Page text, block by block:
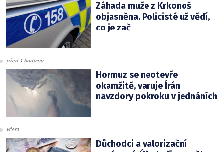
Záhada muže z Krkonoš
objasněna. Policisté už vědí,
co je zač
před 1 hodinou
Hormuz se neotevře
okamžitě, varuje Írán
navzdory pokroku v jednáních
včera
Důchodci a valorizační